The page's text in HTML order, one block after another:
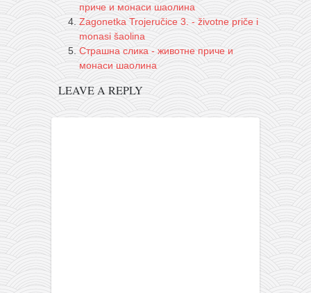
приче и монаси шаолина
Zagonetka Trojeručice 3. - životne priče i
monasi šaolina
Страшна слика - животне приче и
монаси шаолина
LEAVE A REPLY